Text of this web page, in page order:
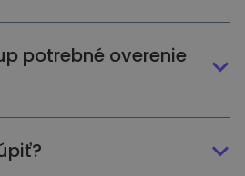
potrebné overenie